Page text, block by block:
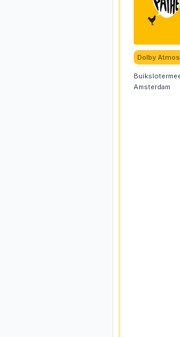
Dolby Atmos
Amsterdam